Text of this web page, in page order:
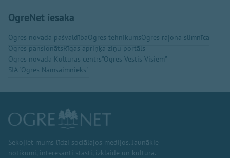
OgreNet iesaka
Ogres novada pašvaldībaOgres tehnikumsOgres rajona slimnīca
Ogres pansionātsRīgas apriņķa ziņu portāls
Ogres novada Kultūras centrs"Ogres Vēstis Visiem"
SIA "Ogres Namsaimnieks"
Sekojiet mums līdzi sociālajos medijos. Jaunākie
notikumi, interesanti stāsti, izklaide un kultūra.